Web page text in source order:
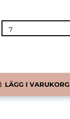
LÄGG I VARUKORG